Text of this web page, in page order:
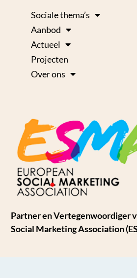
Sociale thema’s
Aanbod
Actueel
Projecten
Over ons
Partner en Vertegenwoordiger
Social Marketing Association